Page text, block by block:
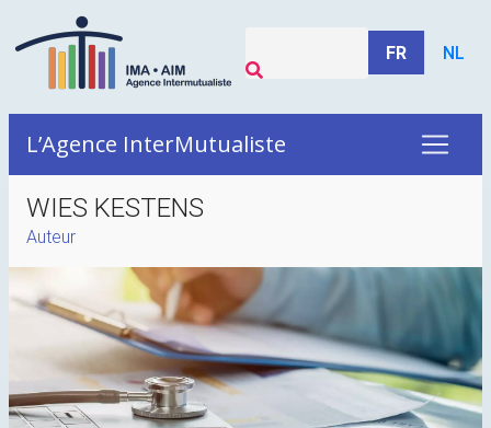
FR NL
L’Agence InterMutualiste
WIES KESTENS
Auteur